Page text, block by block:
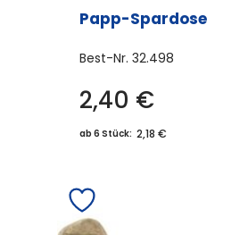
Papp-Spardose
Best-Nr. 32.498
2,40 €
ab 6 Stück: 2,18 €